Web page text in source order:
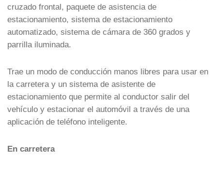
cruzado frontal, paquete de asistencia de
estacionamiento, sistema de estacionamiento
automatizado, sistema de cámara de 360 grados y
parrilla iluminada.
Trae un modo de conducción manos libres para usar en
la carretera y un sistema de asistente de
estacionamiento que permite al conductor salir del
vehículo y estacionar el automóvil a través de una
aplicación de teléfono inteligente.
En carretera